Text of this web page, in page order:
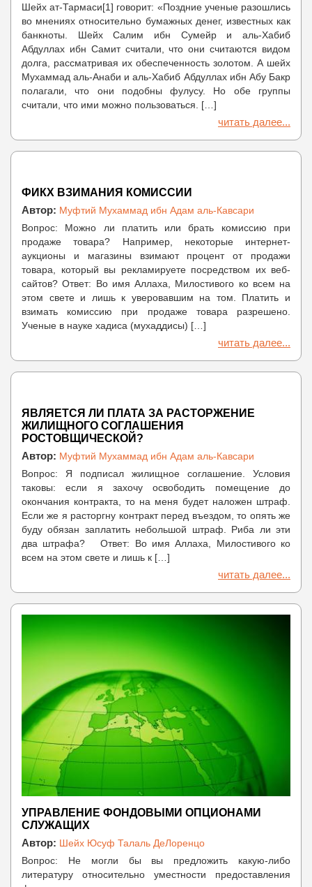
Шейх ат-Тармаси[1] говорит: «Поздние ученые разошлись
во мнениях относительно бумажных денег, известных как
банкноты. Шейх Салим ибн Сумейр и аль-Хабиб
Абдуллах ибн Самит считали, что они считаются видом
долга, рассматривая их обеспеченность золотом. А шейх
Мухаммад аль-Анаби и аль-Хабиб Абдуллах ибн Абу Бакр
полагали, что они подобны фулусу. Но обе группы
считали, что ими можно пользоваться. […]
читать далее...
ФИКХ ВЗИМАНИЯ КОМИССИИ
Автор: Муфтий Мухаммад ибн Адам аль-Кавсари
Вопрос: Можно ли платить или брать комиссию при
продаже товара? Например, некоторые интернет-
аукционы и магазины взимают процент от продажи
товара, который вы рекламируете посредством их веб-
сайтов? Ответ: Во имя Аллаха, Милостивого ко всем на
этом свете и лишь к уверовавшим на том. Платить и
взимать комиссию при продаже товара разрешено.
Ученые в науке хадиса (мухаддисы) […]
читать далее...
ЯВЛЯЕТСЯ ЛИ ПЛАТА ЗА РАСТОРЖЕНИЕ
ЖИЛИЩНОГО СОГЛАШЕНИЯ
РОСТОВЩИЧЕСКОЙ?
Автор: Муфтий Мухаммад ибн Адам аль-Кавсари
Вопрос: Я подписал жилищное соглашение. Условия
таковы: если я захочу освободить помещение до
окончания контракта, то на меня будет наложен штраф.
Если же я расторгну контракт перед въездом, то опять же
буду обязан заплатить небольшой штраф. Риба ли эти
два штрафа? Ответ: Во имя Аллаха, Милостивого ко
всем на этом свете и лишь к […]
читать далее...
УПРАВЛЕНИЕ ФОНДОВЫМИ ОПЦИОНАМИ
СЛУЖАЩИХ
Автор: Шейх Юсуф Талаль ДеЛоренцо
Вопрос: Не могли бы вы предложить какую-либо
литературу относительно уместности предоставления